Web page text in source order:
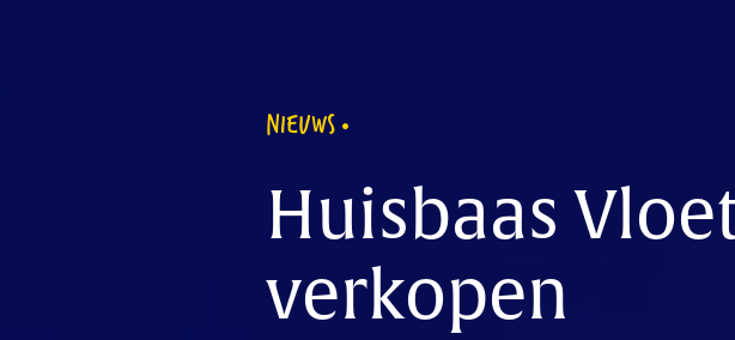
NIEUWS
Huisbaas
verkopen